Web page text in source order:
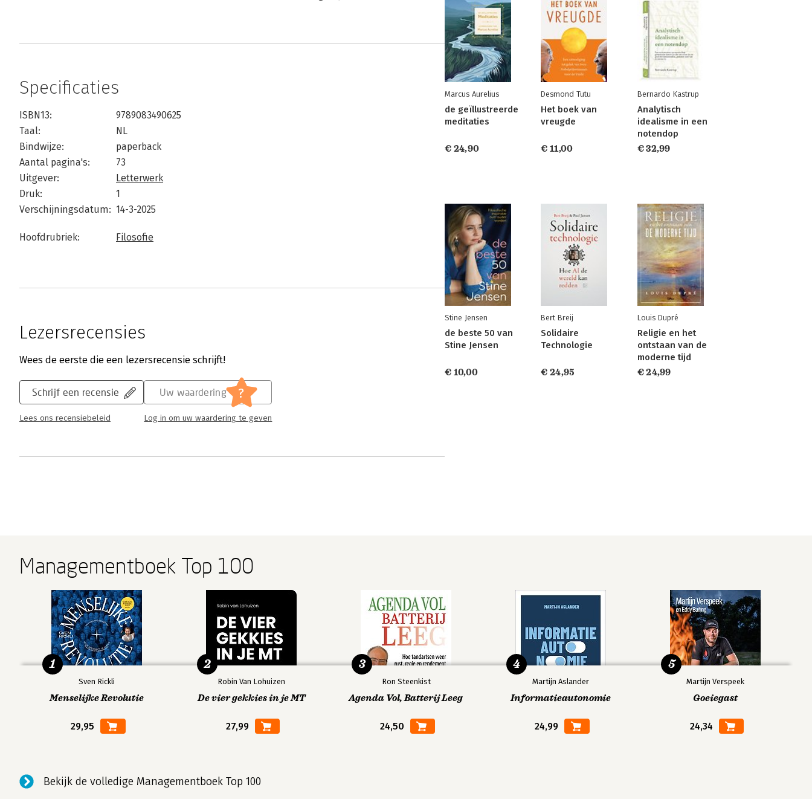
Specificaties
ISBN13:
9789083490625
Taal:
NL
Bindwijze:
paperback
Aantal pagina's:
73
Uitgever:
Letterwerk
Druk:
1
Verschijningsdatum: 14-3-2025
Hoofdrubriek: Filosofie
Lezersrecensies
Wees de eerste die een lezersrecensie schrijft!
Schrijf een recensie
Lees ons recensiebeleid
Uw waardering ?
Log in om uw waardering te geven
Marcus Aurelius
de geïllustreerde
meditaties
€ 24,90
Desmond Tutu
Het boek van
vreugde
€ 11,00
Bernardo Kastrup
Analytisch
idealisme in een
notendop
€ 32,99
Stine Jensen
de beste 50 van
Stine Jensen
€ 10,00
Bert Breij
Solidaire
Technologie
€ 24,95
Louis Dupré
Religie en het
ontstaan van de
moderne tijd
€ 24,99
Managementboek Top 100
Sven Rickli
Menselijke Revolutie
29,95
1
Robin Van Lohuizen
De vier gekkies in je MT
27,99
2
Ron Steenkist
Agenda Vol, Batterij Leeg
24,50
3
Martijn Aslander
Informatieautonomie
24,99
4
Martijn Verspeek
Goeiegast
24,34
5
Bekijk de volledige Managementboek Top 100